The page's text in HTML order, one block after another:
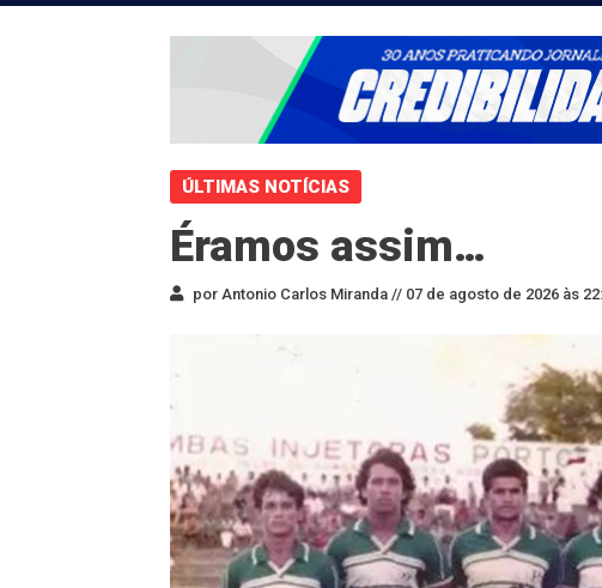
ÚLTIMAS NOTÍCIAS
Éramos assim…
por Antonio Carlos Miranda // 07 de agosto de 2026 às